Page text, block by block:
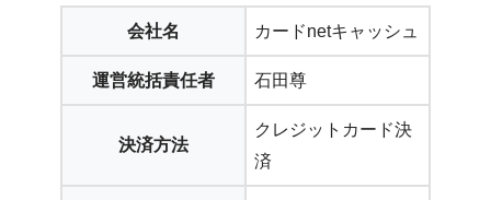
会社名 カードnetキャッシュ
運営統括責任者 石田尊
決済方法
クレジットカード決
済